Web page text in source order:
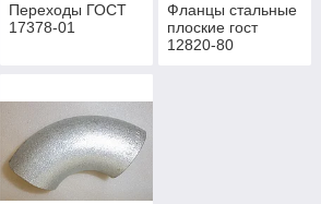
Переходы ГОСТ
17378-01
Фланцы стальные
плоские гост
12820-80